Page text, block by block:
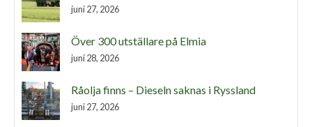
juni 27, 2026
Över 300 utställare på Elmia
juni 28, 2026
Råolja finns – Dieseln saknas i Ryssland
juni 27, 2026